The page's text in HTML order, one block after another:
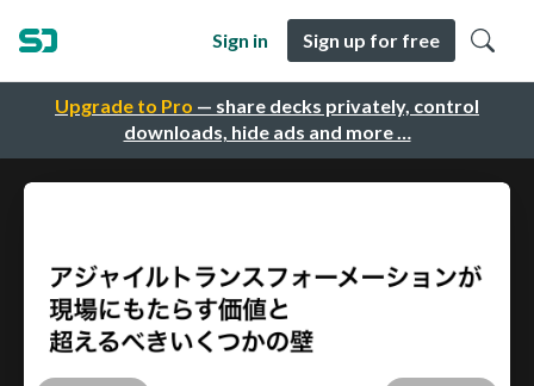
Upgrade to Pro — share decks privately, control
downloads, hide ads and more …
Sign in Sign up for free